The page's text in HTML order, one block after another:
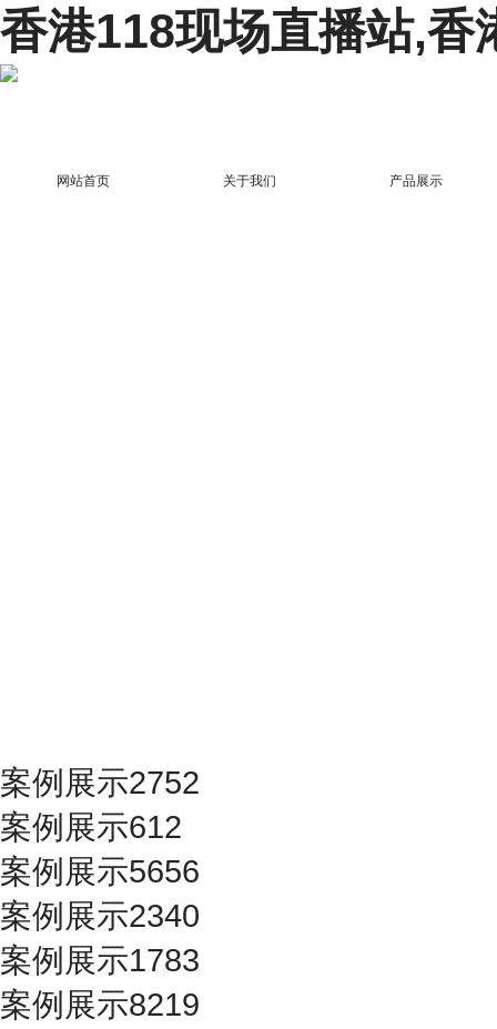
香港118现场直播站,香
网站首页 关于我们 产品展示
案例展示2752
案例展示612
案例展示5656
案例展示2340
案例展示1783
案例展示8219